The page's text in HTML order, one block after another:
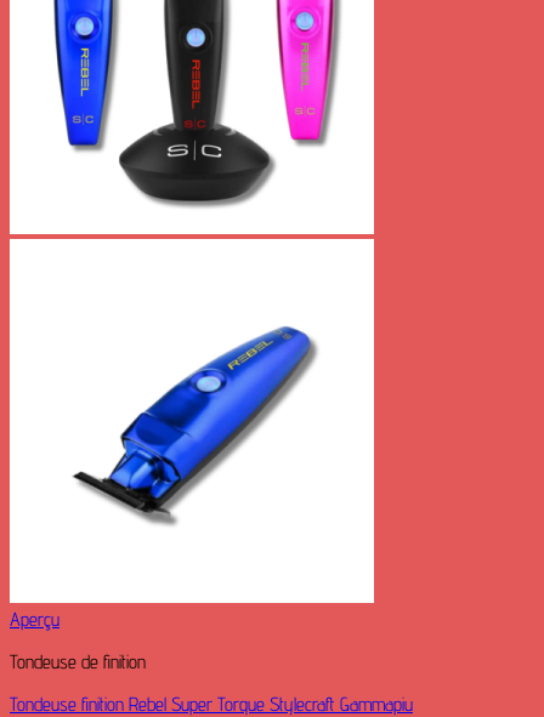
Aperçu
Tondeuse de finition
Tondeuse finition Rebel Super Torque Stylecraft Gammapiu